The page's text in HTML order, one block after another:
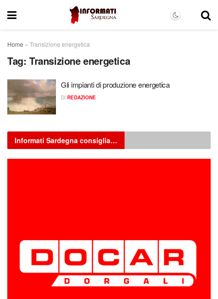
Home » Transizione energetica
Tag: Transizione energetica
Gli impianti di produzione energetica
DI REDAZIONE
Informati Sardegna consiglia…